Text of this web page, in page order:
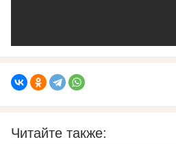
Читайте также: